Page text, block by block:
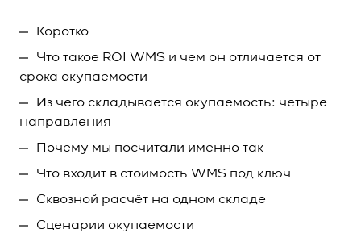
Коротко
Что такое ROI WMS и чем он отличается от
срока окупаемости
Из чего складывается окупаемость: четыре
направления
Почему мы посчитали именно так
Что входит в стоимость WMS под ключ
Сквозной расчёт на одном складе
Сценарии окупаемости